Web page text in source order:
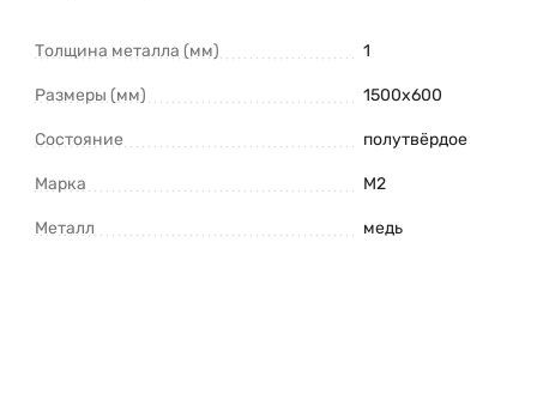
Толщина металла (мм) 1
Размеры (мм) 1500х600
Состояние полутвёрдое
Марка M2
Металл медь